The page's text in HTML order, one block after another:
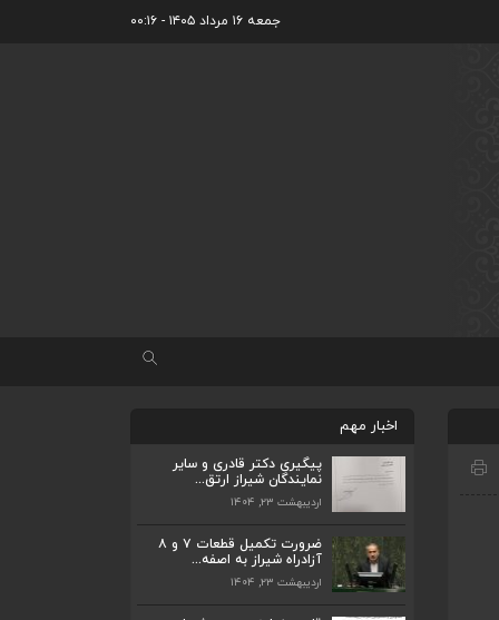
جمعه ۱۶ مرداد ۱۴۰۵ - ۰۰:۱۶
اخبار مهم
پیگیری دکتر قادری و سایر
نمایندگان شیراز ارتق...
اردیبهشت ۲۳, ۱۴۰۴
ضرورت تکمیل قطعات ۷ و ۸
آزادراه شیراز به اصفه...
اردیبهشت ۲۳, ۱۴۰۴
اردیبهشت ۲۳, ۱۴۰۴
قادری نماینده مردم شیراز و زرقان در مجلس